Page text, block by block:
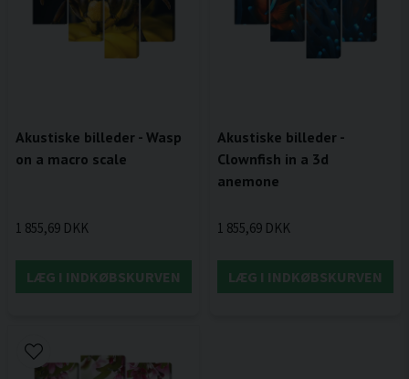
Akustiske billeder - Wasp
on a macro scale
1 855,69 DKK
LÆG I INDKØBSKURVEN
Akustiske billeder -
Clownfish in a 3d
anemone
1 855,69 DKK
LÆG I INDKØBSKURVEN